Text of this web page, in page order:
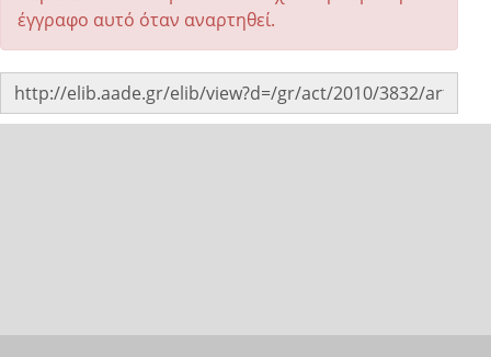
έγγραφο αυτό όταν αναρτηθεί.